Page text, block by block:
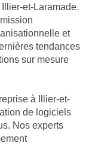
et-Laramade.
et
tendances
sur mesure
à Illier-et-
de logiciels
Nos experts